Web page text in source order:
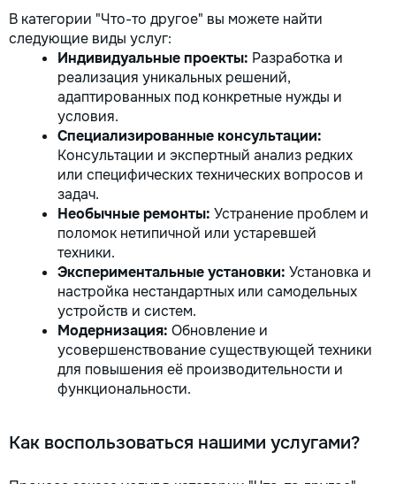
В категории "Что-то другое" вы можете найти
следующие виды услуг:
Индивидуальные проекты: Разработка и
реализация уникальных решений,
адаптированных под конкретные нужды и
условия.
Специализированные консультации:
Консультации и экспертный анализ редких
или специфических технических вопросов и
задач.
Необычные ремонты: Устранение проблем и
поломок нетипичной или устаревшей
техники.
Экспериментальные установки: Установка и
настройка нестандартных или самодельных
устройств и систем.
Модернизация: Обновление и
усовершенствование существующей техники
для повышения её производительности и
функциональности.
Как воспользоваться нашими услугами?